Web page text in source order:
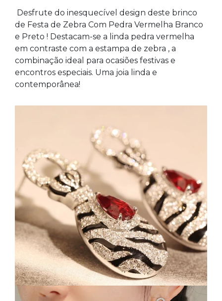
Desfrute do inesquecível design deste brinco
de Festa de Zebra Com Pedra Vermelha Branco
e Preto ! Destacam-se a linda pedra vermelha
em contraste com a estampa de zebra , a
combinação ideal para ocasiões festivas e
encontros especiais. Uma joia linda e
contemporânea!